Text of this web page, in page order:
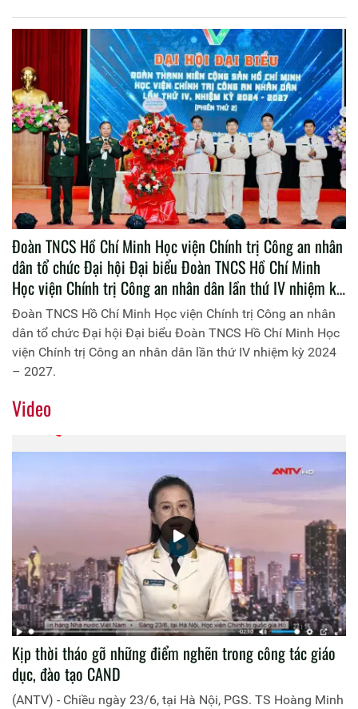
Đoàn TNCS Hồ Chí Minh Học viện Chính trị Công an nhân
dân tổ chức Đại hội Đại biểu Đoàn TNCS Hồ Chí Minh
Học viện Chính trị Công an nhân dân lần thứ IV nhiệm kỳ
2024 – 2027.
Đoàn TNCS Hồ Chí Minh Học viện Chính trị Công an nhân
dân tổ chức Đại hội Đại biểu Đoàn TNCS Hồ Chí Minh Học
viện Chính trị Công an nhân dân lần thứ IV nhiệm kỳ 2024
– 2027.
Video
Kịp thời tháo gỡ những điểm nghẽn trong công tác giáo
dục, đào tạo CAND
(ANTV) - Chiều ngày 23/6, tại Hà Nội, PGS. TS Hoàng Minh